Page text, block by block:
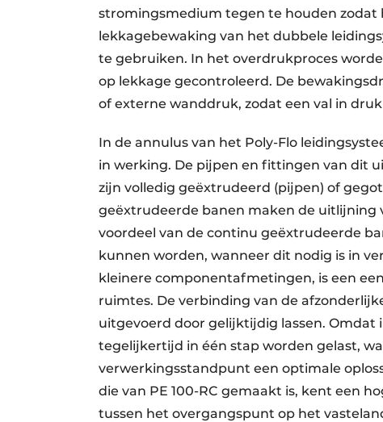
stromingsmedium tegen te houden zodat
lekkagebewaking van het dubbele
te gebruiken. In het overdrukproces
op lekkage gecontroleerd. De
of externe wanddruk, zodat een val in
In de annulus van het Poly-Flo
in werking. De pijpen en fittingen van dit
zijn volledig geëxtrudeerd (pijpen) of
geëxtrudeerde banen maken de uitlijning
voordeel van de continu geëxtrudeerde
kunnen worden, wanneer dit nodig is in
kleinere componentafmetingen, is een
ruimtes. De verbinding van de
uitgevoerd door gelijktijdig lassen.
tegelijkertijd in één stap worden gelast,
verwerkingsstandpunt een optimale
die van PE 100-RC gemaakt is, kent een
tussen het overgangspunt op het